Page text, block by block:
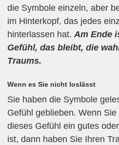
die Symbole einzeln, aber
im Hinterkopf, das jedes
hinterlassen hat. Am Ende
Gefühl, das bleibt, die
Traums.
Wenn es Sie nicht loslässt
Sie haben die Symbole
Gefühl geblieben. Wenn
dieses Gefühl ein gutes
ist, dann haben Sie Ihren